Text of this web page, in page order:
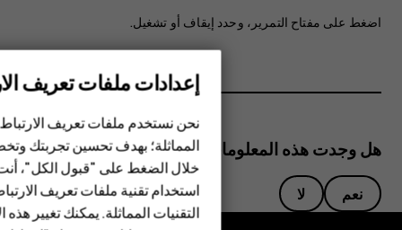
الهواتف المميزة
الأكسسوارات
اضغط على مفتاح التمرير، وحدد إيقاف أو تشغيل.
هل وجدت هذه المعلومات مفيدة؟
نعم لا
إعدادات ملفات تعريف
نحن نستخدم ملفات تعريف
المماثلة؛ بهدف تحسين تجربتك
خلال الضغط على "قبول الكل"،
استخدام تقنية ملفات تعريف
التقنيات المماثلة. يمكنك تغيير